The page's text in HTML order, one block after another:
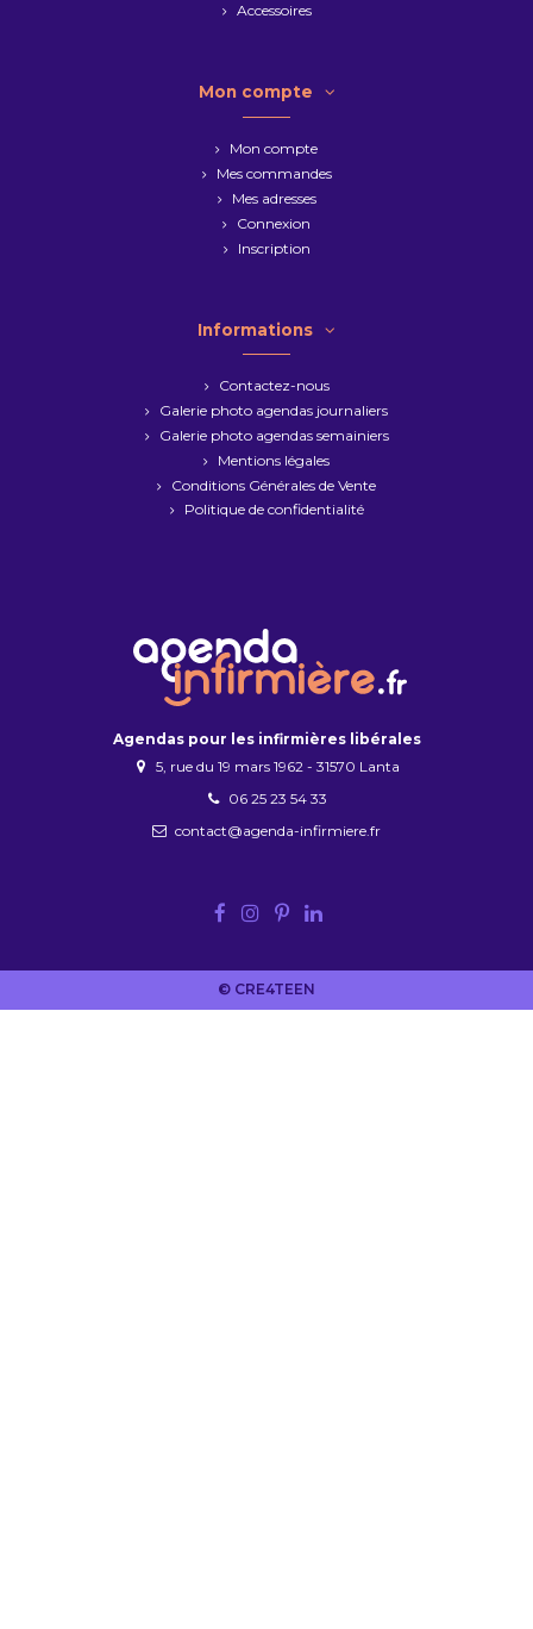
Accessoires
Mon compte
Mon compte
Mes commandes
Mes adresses
Connexion
Inscription
Informations
Contactez-nous
Galerie photo agendas journaliers
Galerie photo agendas semainiers
Mentions légales
Conditions Générales de Vente
Politique de confidentialité
Agendas pour les infirmières libérales
5, rue du 19 mars 1962 - 31570 Lanta
06 25 23 54 33
contact@agenda-infirmiere.fr
© CRE4TEEN